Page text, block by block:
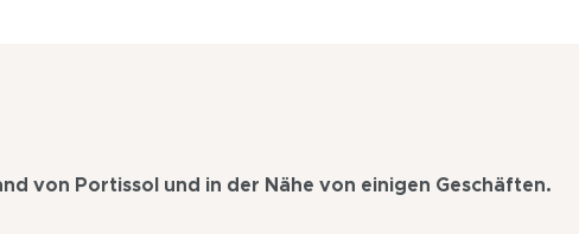
von Portissol und in der Nähe von einigen Geschäften.